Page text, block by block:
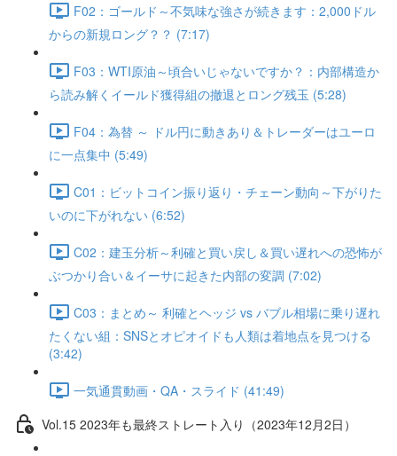
F02：ゴールド～不気味な強さが続きます：2,000ドル
からの新規ロング？？ (7:17)
F03：WTI原油～頃合いじゃないですか？：内部構造か
ら読み解くイールド獲得組の撤退とロング残玉 (5:28)
F04：為替 ～ ドル円に動きあり＆トレーダーはユーロ
に一点集中 (5:49)
C01：ビットコイン振り返り・チェーン動向～下がりた
いのに下がれない (6:52)
C02：建玉分析～利確と買い戻し＆買い遅れへの恐怖が
ぶつかり合い＆イーサに起きた内部の変調 (7:02)
C03：まとめ～ 利確とヘッジ vs バブル相場に乗り遅れ
たくない組：SNSとオピオイドも人類は着地点を見つける
(3:42)
一気通貫動画・QA・スライド (41:49)
Vol.15 2023年も最終ストレート入り（2023年12月2日）